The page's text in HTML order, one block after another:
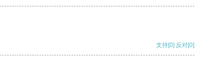
支持[0] 反对[0]